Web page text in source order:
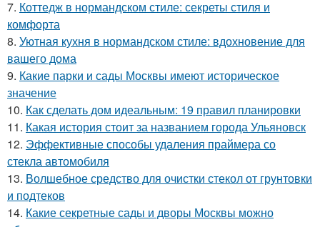
7. Коттедж в нормандском стиле: секреты стиля и
комфорта
8. Уютная кухня в нормандском стиле: вдохновение для
вашего дома
9. Какие парки и сады Москвы имеют историческое
значение
10. Как сделать дом идеальным: 19 правил планировки
11. Какая история стоит за названием города Ульяновск
12. Эффективные способы удаления праймера со
стекла автомобиля
13. Волшебное средство для очистки стекол от грунтовки
и подтеков
14. Какие секретные сады и дворы Москвы можно